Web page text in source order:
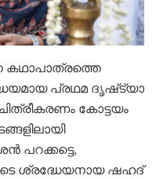
കഥാപാത്രത്തെ
പ്രഥമ ദൃഷ്‌ട്യാ
കോട്ടയം
പറക്കട്ടെ,
ശ്രദ്ധേയനായ ഷഹദ്